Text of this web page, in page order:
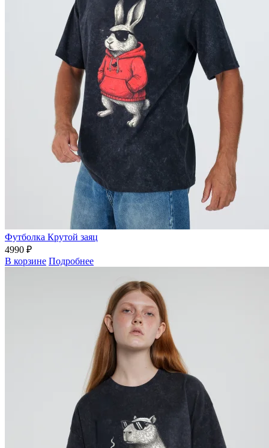
Футболка Крутой заяц
4990 ₽
В корзине Подробнее